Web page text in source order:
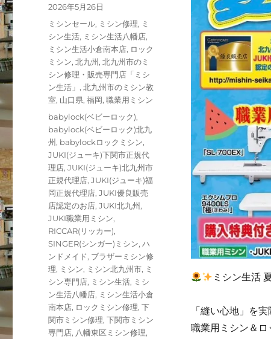
ミシン生活
「縫い心地」を
職業用ミシン＆
投
2026年5月26日
カ
テ
ゴ
リ
ー
ミシンセール, ミシン修理, ミ
シン生活, ミシン生活八幡店,
ミシン生活小倉南本店, ロック
ミシン,北九州 ,北九州市のミ
シン修理・販売専門店「ミシ
ン生活」 ,北九州市のミシン教
室, 山口県,福岡,職業用ミシン
タ
グ
babylock(ベビーロック),
babylock(ベビーロック)北九
州 , babylockロックミシン,
JUKI(ジューキ)下関市正規代
理店,JUKI(ジューキ)北九州市
正規代理店,JUKI(ジューキ)福
岡正規代理店,JUKI優良販売
店認定のお店,JUKI北九州 ,
JUKI職業用ミシン,
RICCAR(リッカー),
SINGER(シンガー)ミシン,ハ
ンドメイド, ブラザーミシン修
理, ミシン, ミシン北九州市, ミ
シン専門店, ミシン生活, ミシ
ン生活八幡店, ミシン生活小倉
南本店, ロックミシン修理,下
関市ミシン修理,下関市ミシン
専門店, 八幡東区ミシン修理,